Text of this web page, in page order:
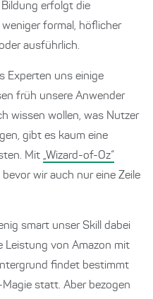
erfolgt die
formal, höflicher
ausführlich.
Experten uns einige
früh unsere Anwender
wissen wollen, was Nutzer
gibt es kaum eine
Mit „Wizard-of-Oz“
wir auch nur eine Zeile
smart unser Skill dabei
Leistung von Amazon mit
findet bestimmt
statt. Aber bezogen